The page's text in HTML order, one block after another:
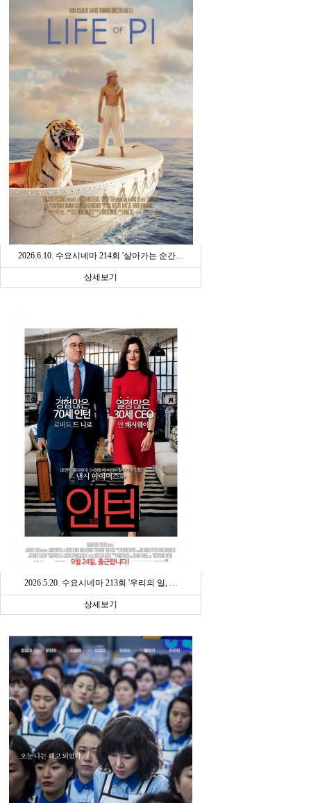
2026.6.10. 수요시네마 214회 '살아가는 순간…
상세보기
2026.5.20. 수요시네마 213회 '우리의 일, …
상세보기